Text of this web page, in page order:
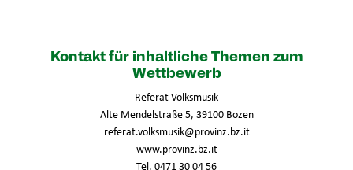
Kontakt für inhaltliche Themen zum
Wettbewerb
Referat Volksmusik
Alte Mendelstraße 5, 39100 Bozen
referat.volksmusik@provinz.bz.it
www.provinz.bz.it
Tel. 0471 30 04 56